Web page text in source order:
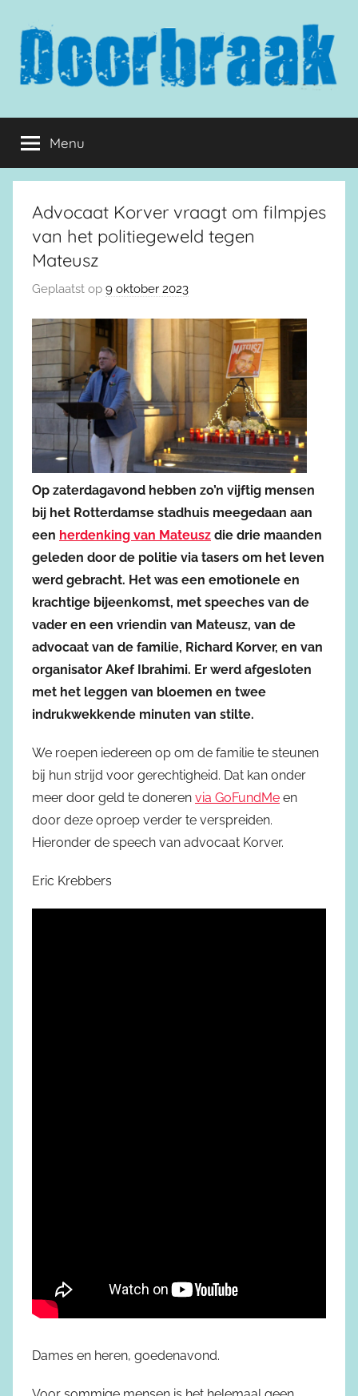
inhoud
springen
Doorbraak.eu
Menu
Advocaat Korver vraagt om filmpjes
van het politiegeweld tegen
Mateusz
Geplaatst op 9 oktober 2023
Op zaterdagavond hebben zo’n vijftig mensen
bij het Rotterdamse stadhuis meegedaan aan
een herdenking van Mateusz die drie maanden
geleden door de politie via tasers om het leven
werd gebracht. Het was een emotionele en
krachtige bijeenkomst, met speeches van de
vader en een vriendin van Mateusz, van de
advocaat van de familie, Richard Korver, en van
organisator Akef Ibrahimi. Er werd afgesloten
met het leggen van bloemen en twee
indrukwekkende minuten van stilte.
We roepen iedereen op om de familie te steunen
bij hun strijd voor gerechtigheid. Dat kan onder
meer door geld te doneren via GoFundMe en
door deze oproep verder te verspreiden.
Hieronder de speech van advocaat Korver.
Eric Krebbers
Dames en heren, goedenavond.